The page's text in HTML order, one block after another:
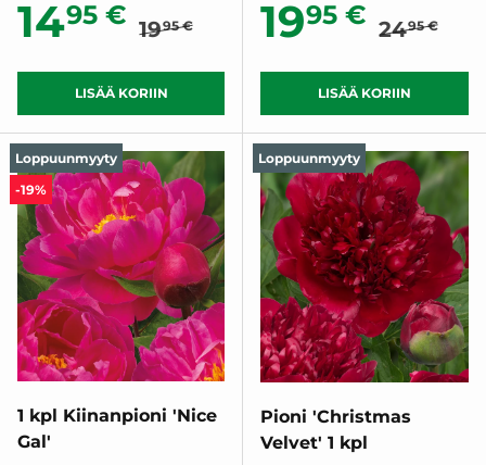
Alennushinta
1495 € 1995 €
LISÄÄ KORIIN
1995 € 2495 €
LISÄÄ KORIIN
Loppuunmyyty
-19%
1 kpl Kiinanpioni 'Nice
Gal'
Loppuunmyyty
Pioni 'Christmas
Velvet' 1 kpl